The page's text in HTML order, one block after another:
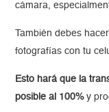
cámara,
También debes
fotografías con tu
Esto hará que la
posible al 100%y